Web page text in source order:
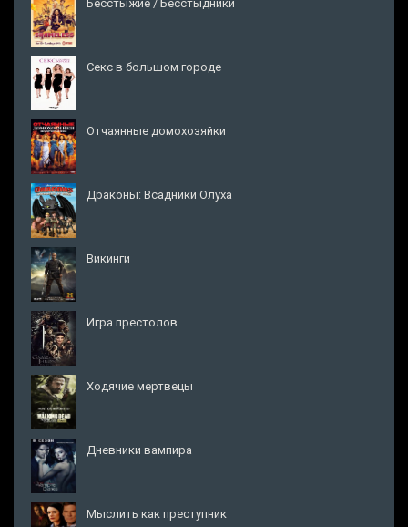
Бесстыжие / Бесстыдники
Секс в большом городе
Отчаянные домохозяйки
Драконы: Всадники Олуха
Викинги
Игра престолов
Ходячие мертвецы
Дневники вампира
Мыслить как преступник